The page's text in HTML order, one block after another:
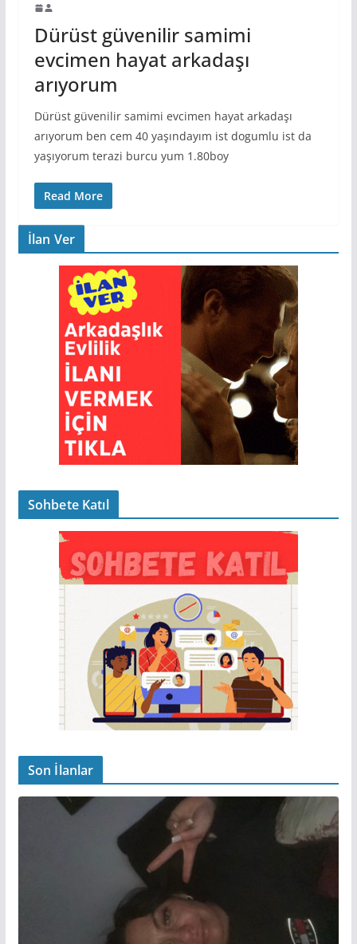
Dürüst güvenilir samimi
evcimen hayat arkadaşı
arıyorum
Dürüst güvenilir samimi evcimen hayat arkadaşı
arıyorum ben cem 40 yaşındayım ist dogumlu ist da
yaşıyorum terazi burcu yum 1.80boy
Read More
İlan Ver
Sohbete Katıl
Son İlanlar